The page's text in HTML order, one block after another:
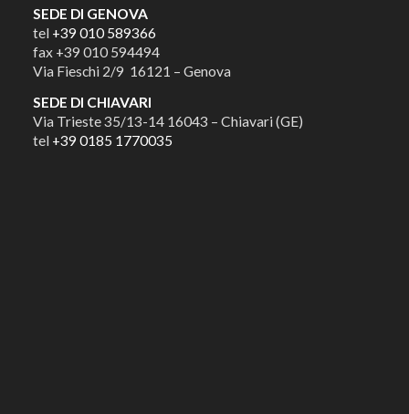
SEDE DI GENOVA
tel +39 010 589366
fax +39 010 594494
Via Fieschi 2/9 16121 – Genova
SEDE DI CHIAVARI
Via Trieste 35/13-14 16043 – Chiavari (GE)
tel +39 0185 1770035